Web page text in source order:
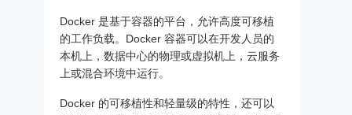
Docker 是基于容器的平台，允许高度可移植
的工作负载。Docker 容器可以在开发人员的
本机上，数据中心的物理或虚拟机上，云服务
上或混合环境中运行。
Docker 的可移植性和轻量级的特性，还可以